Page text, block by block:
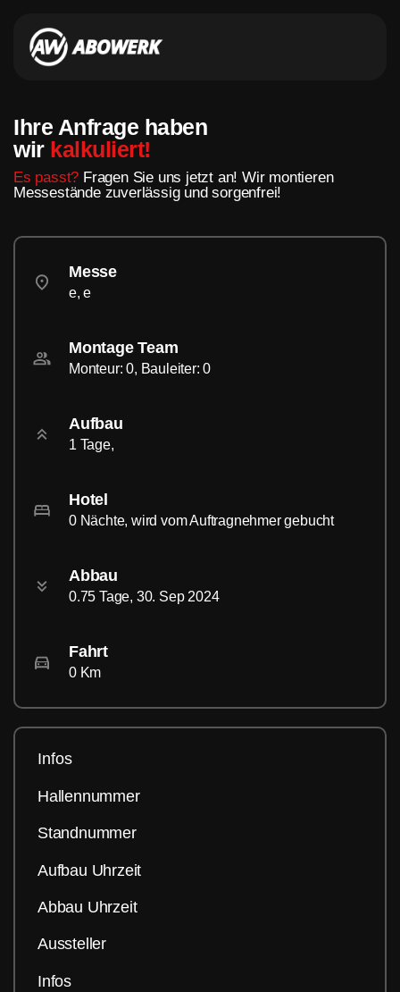
Ihre Anfrage haben
wir kalkuliert!
Es passt? Fragen Sie uns jetzt an! Wir montieren
Messestände zuverlässig und sorgenfrei!
Messe
e, e
Montage Team
Monteur: 0, Bauleiter: 0
Aufbau
1 Tage,
Hotel
0 Nächte, wird vom Auftragnehmer gebucht
Abbau
0.75 Tage, 30. Sep 2024
Fahrt
0 Km
Infos
Hallennummer
Standnummer
Aufbau Uhrzeit
Abbau Uhrzeit
Aussteller
Infos